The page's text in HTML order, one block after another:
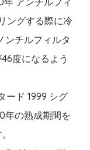
ングする際に冷
チルフィルタ
度になるよう
ード 1999 シグ
年の熟成期間を